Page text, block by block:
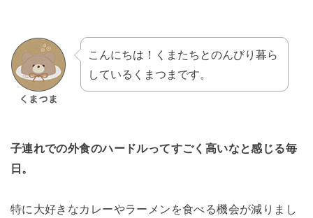
こんにちは！くまたちとのんびり暮ら
しているくまつまです。
子連れでの外食のハードルってすごく高いなと感じる毎
日。
特に大好きなカレーやラーメンを食べる機会が減りまし